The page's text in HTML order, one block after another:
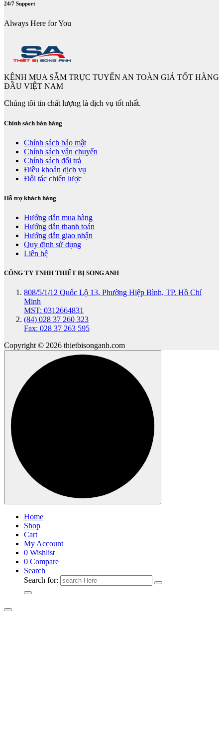
24/7 Support
Always Here for You
KÊNH MUA SẮM TRỰC TUYẾN AN TOÀN GIÁ TỐT HÀNG
ĐẦU VIỆT NAM
Chúng tôi tin chất lượng là dịch vụ tốt nhất.
Chính sách bán hàng
Chính sách bảo mật
Chính sách vận chuyển
Chính sách đổi trả
Điều khoản dịch vụ
Đối tác chiến lược
Hỗ trợ khách hàng
Hướng dẫn mua hàng
Hướng dẫn thanh toán
Hướng dẫn giao nhận
Quy định sử dụng
Liên hệ
CÔNG TY TNHH THIẾT BỊ SONG ANH
808/5/1/12 Quốc Lộ 13, Phường Hiệp Bình, TP. Hồ Chí
Minh
MST: 0312664831
(84) 028 37 260 323
Fax: 028 37 263 595
Copyright © 2026 thietbisonganh.com
Home
Shop
Cart
My Account
0 Wishlist
0 Compare
Search
Search for: